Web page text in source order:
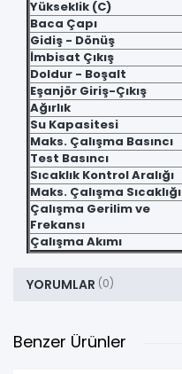
Yükseklik (C)
Baca Çapı
Gidiş - Dönüş
İmbisat Çıkış
Doldur - Boşalt
Eşanjör Giriş-Çıkış
Ağırlık
Su Kapasitesi
Maks. Çalışma Basıncı
Test Basıncı
Sıcaklık Kontrol Aralığı
Maks. Çalışma Sıcaklığı
Çalışma Gerilim ve
Frekansı
Çalışma Akımı
YORUMLAR (0)
Benzer Ürünler